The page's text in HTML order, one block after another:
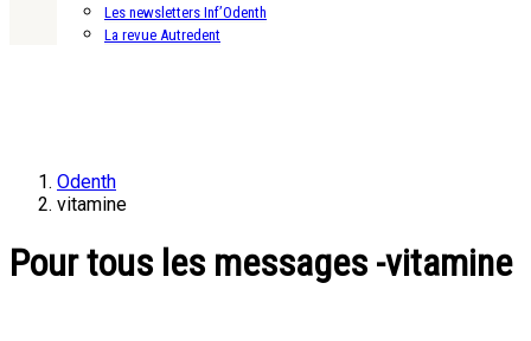
Les newsletters Inf’Odenth
La revue Autredent
Odenth
vitamine
Pour tous les messages -vitamine